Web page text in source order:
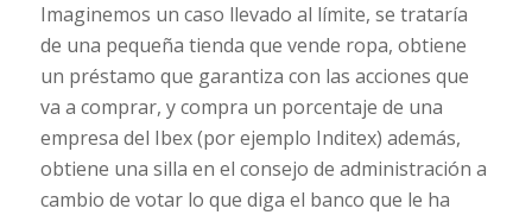
Imaginemos un caso llevado al límite, se trataría
de una pequeña tienda que vende ropa, obtiene
un préstamo que garantiza con las acciones que
va a comprar, y compra un porcentaje de una
empresa del Ibex (por ejemplo Inditex) además,
obtiene una silla en el consejo de administración a
cambio de votar lo que diga el banco que le ha